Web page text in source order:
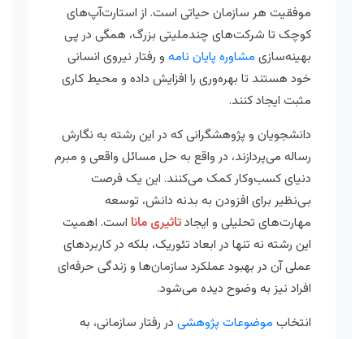
موفقیت هر سازمان حیاتی است. از استارت‌آپ‌های
کوچک تا شرکت‌های چندملیتی بزرگ، همگی در پی
بهینه‌سازی مشاوره پایان نامه و رفتار نیروی انسانی
خود هستند تا بهره‌وری را افزایش داده و محیط کاری
مثبت ایجاد کنند.
دانشجویان و پژوهشگرانی که در این رشته به نگارش
رساله می‌پردازند، در واقع به حل مسائل واقعی و مبرم
دنیای کسب‌وکار کمک می‌کنند. این یک فرصت
بی‌نظیر برای افزودن به بدنه دانش، توسعه
مهارت‌های تحلیلی و ایجادتاثیری مانا است. اهمیت
این رشته نه تنها در ابعاد تئوریک، بلکه در کاربردهای
عملی آن در بهبود عملکرد سازما‌ن‌ها و زندگی حرفه‌ای
افراد نیز به وضوح دیده می‌شود.
انتخاب موضوعات پژوهشی در رفتار سازمانی، به